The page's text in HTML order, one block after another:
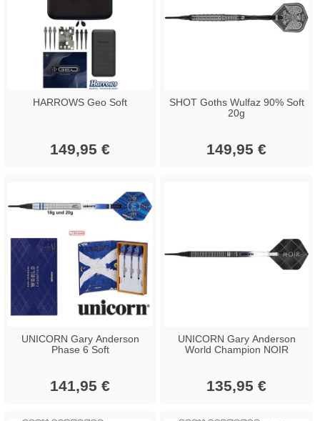
HARROWS Geo Soft
149,95 €
SHOT Goths Wulfaz 90% Soft
20g
149,95 €
UNICORN Gary Anderson
Phase 6 Soft
141,95 €
UNICORN Gary Anderson
World Champion NOIR
135,95 €